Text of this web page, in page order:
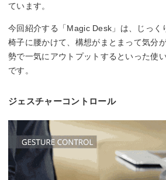
ています。
今回紹介する「Magic Desk」は、じっく
椅子に腰かけて、構想がまとまって気分
勢で一気にアウトプットするといった使
です。
ジェスチャーコントロール